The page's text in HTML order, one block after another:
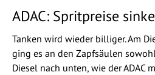
ADAC: Spritpreise
Tanken wird wieder billiger. Am
ging es an den Zapfsäulen
Diesel nach unten, wie der ADAC